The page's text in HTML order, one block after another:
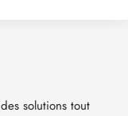
solutions tout